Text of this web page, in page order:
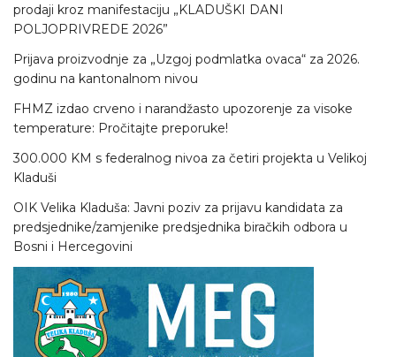
prodaji kroz manifestaciju „KLADUŠKI DANI
POLJOPRIVREDE 2026”
Prijava proizvodnje za „Uzgoj podmlatka ovaca“ za 2026.
godinu na kantonalnom nivou
FHMZ izdao crveno i narandžasto upozorenje za visoke
temperature: Pročitajte preporuke!
300.000 KM s federalnog nivoa za četiri projekta u Velikoj
Kladuši
OIK Velika Kladuša: Javni poziv za prijavu kandidata za
predsjednike/zamjenike predsjednika biračkih odbora u
Bosni i Hercegovini